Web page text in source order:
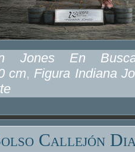
Jones En
cm, Figura Indiana
Callejón